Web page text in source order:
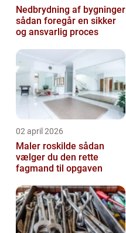
Nedbrydning af bygninger
sådan foregår en sikker
og ansvarlig proces
02 april 2026
Maler roskilde sådan
vælger du den rette
fagmand til opgaven